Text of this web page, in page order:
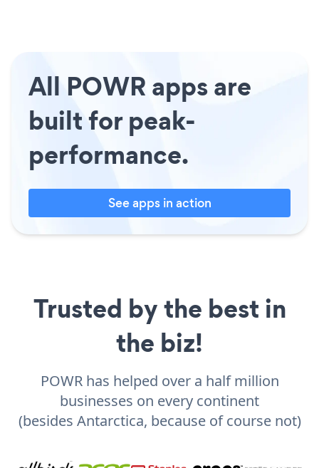
All POWR apps are
built for peak-
performance.
See apps in action
Trusted by the best in
the biz!
POWR has helped over a half million
businesses on every continent
(besides Antarctica, because of course not)